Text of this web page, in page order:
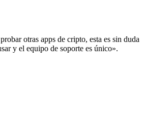
otras apps de cripto, esta es sin duda
y el equipo de soporte es único».